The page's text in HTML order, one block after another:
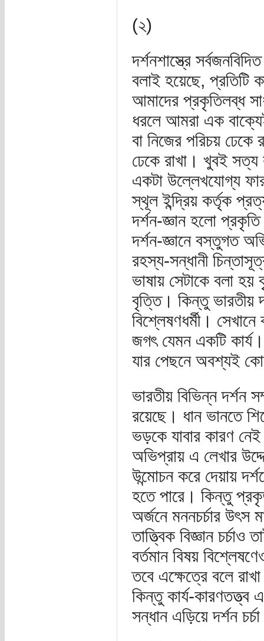
(২)
দর্শনশাস্ত্রে
বলাই হয়েছে, প্রতিটি
আমাদের প্রকৃতিলব্ধ
ধরলে আমরা এক
বা নিজের পরিচয়
ঢেকে রাখা। খুবই সত্য
একটা উল্লেখযোগ্য
স্থূল ইন্দ্রিয় কর্তৃক
দর্শন-জ্ঞান হলো প্রকৃতি
দর্শন-জ্ঞানে বস্তুগত
রহস্য-সন্ধানী
ভাষায় সেটাকে বলা
বৃত্তি। কিন্তু ভারতীয়
বিশ্লেষণধর্মী।
জগৎ যেমন একটি কার্য।
যার পেছনে অবশ্যই
ভারতীয় বিভিন্ন দর্শন
রয়েছে। ধান ভানতে
ভড়কে যাবার কারণ
অভিপ্রায় এ লেখার
উন্মোচন করে দেয়ায়
হতে পারে। কিন্তু
অর্জনে মননচর্চার উৎস
তাত্ত্বিক বিজ্ঞান
বর্তমান বিষয়
তবে এক্ষেত্রে বলে
কিন্তু কার্য-
সন্ধান এড়িয়ে দর্শন